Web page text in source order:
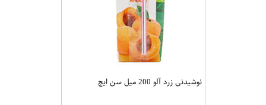
نوشیدنی زرد آلو 200 میل سن ایچ